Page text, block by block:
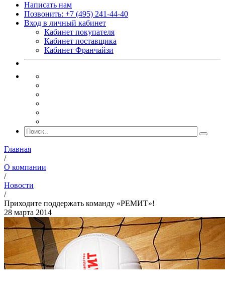
Написать нам
Позвонить: +7 (495) 241-44-40
Вход в личный кабинет
Кабинет покупателя
Кабинет поставщика
Кабинет Франчайзи
Главная
/
О компании
/
Новости
/
Приходите поддержать команду «РЕМИТ»!
28 марта 2014